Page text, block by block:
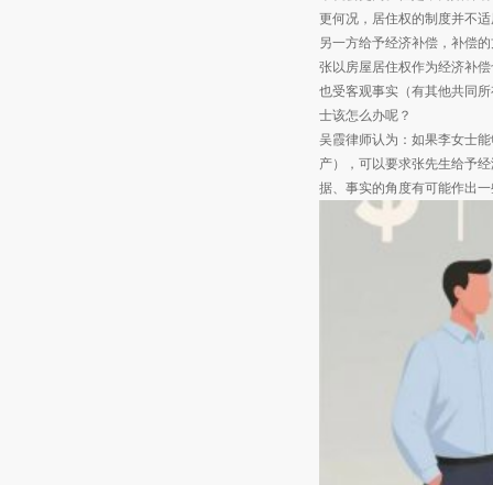
更何况，居住权的制度并不
另一方给予经济补偿，补偿
张以房屋居住权作为经济补
也受客观事实（有其他共同
士该怎么办呢？
吴霞律师认为：如果李女士
产），可以要求张先生给予
据、事实的角度有可能作出